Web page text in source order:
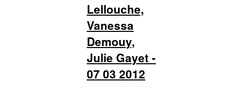
Lellouche,
Vanessa
Demouy,
Julie Gayet -
07 03 2012